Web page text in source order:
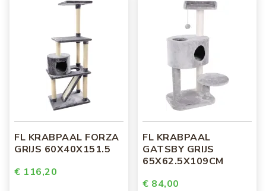
FL KRABPAAL FORZA
GRIJS 60X40X151.5
€ 116,20
FL KRABPAAL
GATSBY GRIJS
65X62.5X109CM
€ 84,00